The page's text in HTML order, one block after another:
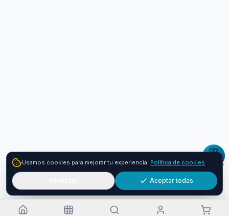
Usamos cookies para mejorar tu experiencia. Política de cookies
Aceptar todas